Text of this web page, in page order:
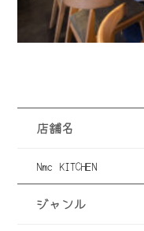
店舗名
Nmc KITCHEN
ジャンル